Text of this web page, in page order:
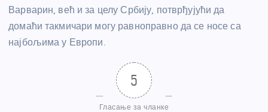
Варварин, већ и за целу Србију, потврђујући да
домаћи такмичари могу равноправно да се носе са
најбољима у Европи.
5
Гласање за чланке